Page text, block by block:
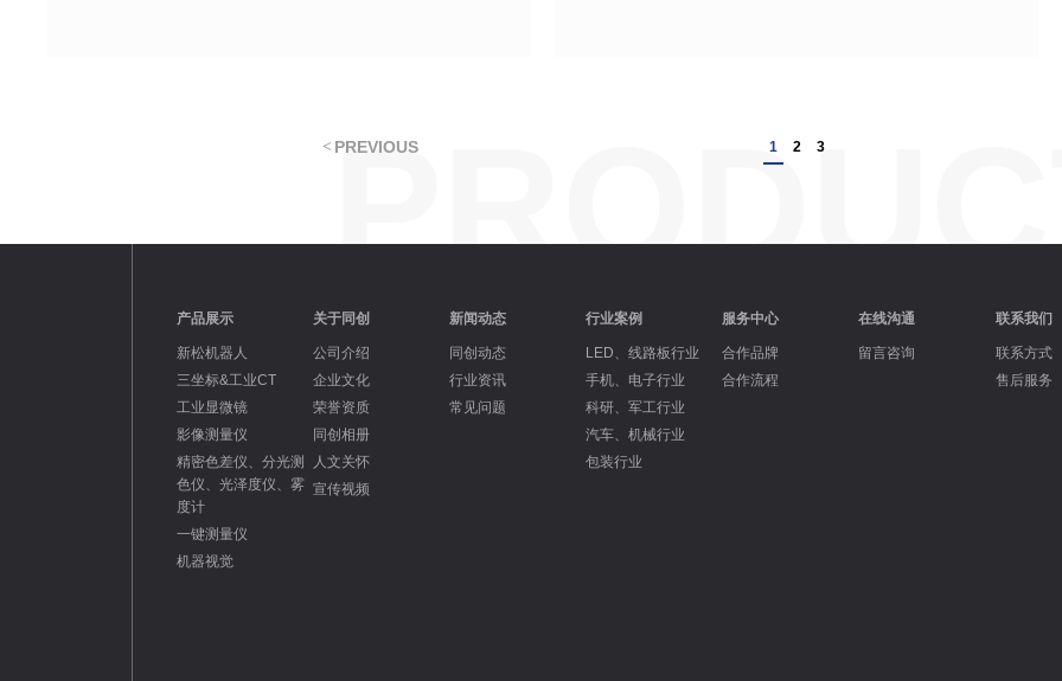
PREVIOUS 1 2 3
产品展示
新松机器人
三坐标&工业CT
工业显微镜
影像测量仪
精密色差仪、分光测
色仪、光泽度仪、雾
度计
一键测量仪
机器视觉
关于同创
公司介绍
企业文化
荣誉资质
同创相册
人文关怀
宣传视频
新闻动态
同创动态
行业资讯
常见问题
行业案例
LED、线路板行业
手机、电子行业
科研、军工行业
汽车、机械行业
包装行业
服务中心
合作品牌
合作流程
在线沟通
留言咨询
联系我们
联系方式
售后服务